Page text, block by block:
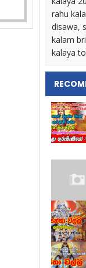
rahu
disawa,
kalam
kalaya